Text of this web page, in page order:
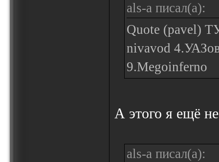
als-a писал(а):
Quote (pavel)
nivavod
9.Megoinferno
А этого я ещё
als-a писал(а):